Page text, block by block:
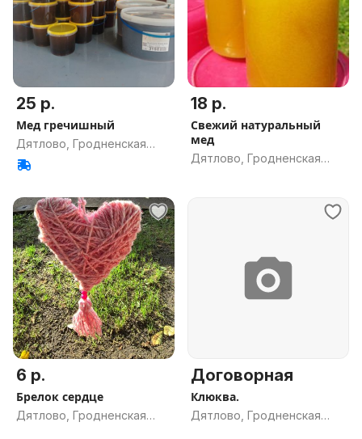
25 р.
Мед гречишный
Дятлово, Гродненская
обл.
18 р.
Свежий натуральный
мед
Дятлово, Гродненская
6 р.
Брелок сердце
Дятлово, Гродненская
Договорная
Клюква.
Дятлово, Гродненская